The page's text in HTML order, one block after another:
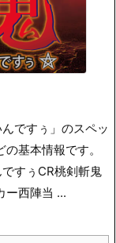
ですぅ」のスペッ
基本情報です。
すぅCR桃剣斬鬼
ー西陣当 ...